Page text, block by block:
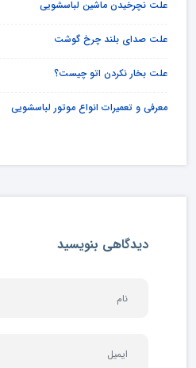
علت نچرخیدن ماشین لباسشویی
علت صدای بلند چرخ گوشت
علت بخار نکردن اتو چیست؟
معرفی و تعمیرات انواع موتور لباسشویی
دیدگاهی بنویسید